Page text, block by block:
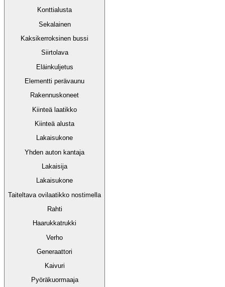
Konttialusta
Sekalainen
Kaksikerroksinen bussi
Siirtolava
Eläinkuljetus
Elementti perävaunu
Rakennuskoneet
Kiinteä laatikko
Kiinteä alusta
Lakaisukone
Yhden auton kantaja
Lakaisija
Lakaisukone
Taiteltava ovilaatikko nostimella
Rahti
Haarukkatrukki
Verho
Generaattori
Kaivuri
Pyöräkuormaaja